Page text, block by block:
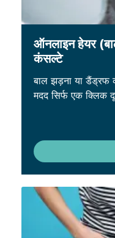
ऑनलाइन हेयर
कंसल्टे
बाल झड़ना या डैंड्रफ
मदद सिर्फ एक क्लिक